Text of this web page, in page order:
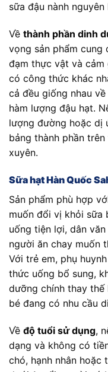
sữa đậu nành nguyên
Về thành phần dinh
vọng sản phẩm cung
đạm thực vật và cảm
có công thức khác
cả đều giống nhau
hàm lượng đậu hạt.
lượng đường hoặc dị
bảng thành phần
xuyên.
Sữa hạt Hàn Quốc
Sản phẩm phù hợp
muốn đổi vị khỏi sữa
uống tiện lợi, dân
người ăn chay muốn
Với trẻ em, phụ
thức uống bổ sung,
dưỡng chính thay thế
bé đang có nhu cầu
Về độ tuổi sử dụng,
dạng và không có
chó, hạnh nhân hoặc